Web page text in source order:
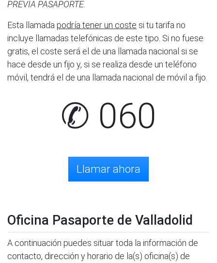
PREVIA PASAPORTE.
Esta llamada podría tener un coste si tu tarifa no
incluye llamadas telefónicas de este tipo. Si no fuese
gratis, el coste será el de una llamada nacional si se
hace desde un fijo y, si se realiza desde un teléfono
móvil, tendrá el de una llamada nacional de móvil a fijo.
✆ 060
Llamar ahora
Oficina Pasaporte de Valladolid
A continuación puedes situar toda la información de
contacto, dirección y horario de la(s) oficina(s) de